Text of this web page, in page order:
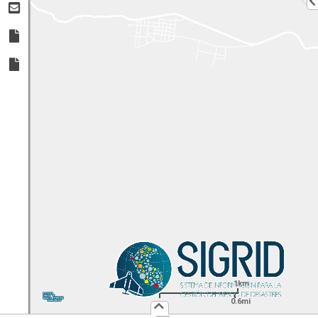
1:36,112
UTM
X:
Y:
Usuario :
PUBLICO
Iniciar Sesión
1km
0.6mi